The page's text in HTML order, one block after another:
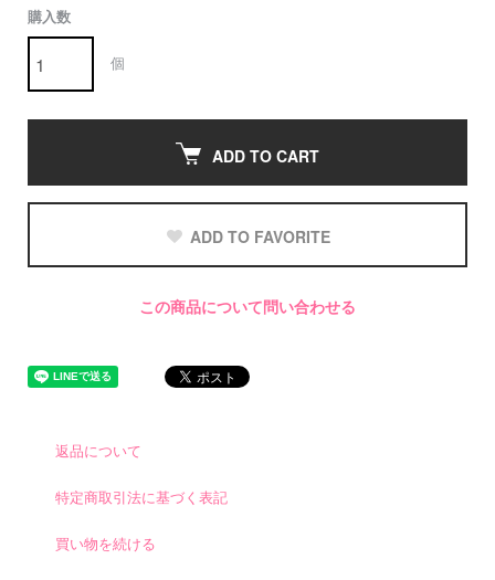
購入数
個
ADD TO CART
ADD TO FAVORITE
この商品について問い合わせる
返品について
特定商取引法に基づく表記
買い物を続ける